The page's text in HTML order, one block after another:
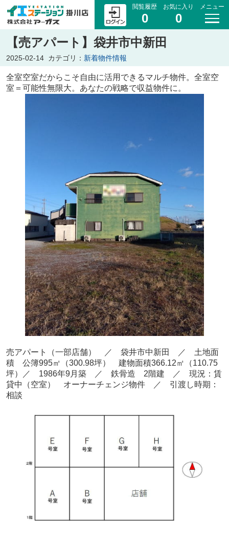
閲覧履歴
0
お気に入り
0
メニュー
【売アパート】袋井市中新田
2025-02-14 カテゴリ： 新着物件情報
全室空室だからこそ自由に活用できるマルチ物件。全室空
室＝可能性無限大。あなたの戦略で収益物件に。
売アパート（一部店舗） ／ 袋井市中新田
／ 土地面
積 公簿995㎡（300.98坪） 建物面積366.12㎡（110.75
坪）／ 1986年9月築
／ 鉄骨造 2階建 ／ 現況：賃
貸中（空室）
オーナーチェンジ物件 ／ 引渡し時期：
相談